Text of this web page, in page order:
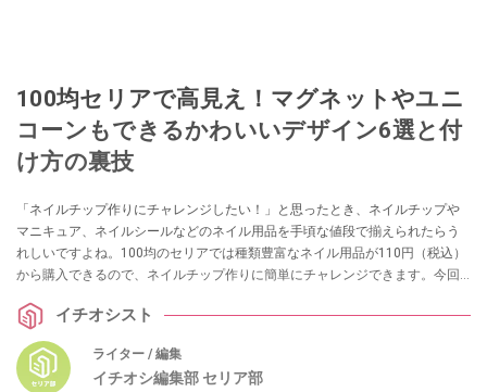
100均セリアで高見え！マグネットやユニ
コーンもできるかわいいデザイン6選と付
け方の裏技
「ネイルチップ作りにチャレンジしたい！」と思ったとき、ネイルチップや
マニキュア、ネイルシールなどのネイル用品を手頃な値段で揃えられたらう
れしいですよね。100均のセリアでは種類豊富なネイル用品が110円（税込）
から購入できるので、ネイルチップ作りに簡単にチャレンジできます。今回
方、セリアのネイル用品を使って作ったおすすめのネイルデザインをまとめ
ました。
イチオシスト
ライター / 編集
イチオシ編集部 セリア部